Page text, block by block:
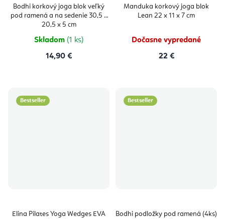
Bodhi korkový joga blok veľký
pod ramená a na sedenie 30,5 x
20,5 x 5 cm
Skladom (1 ks)
14,90 €
Manduka korkový joga blok
Lean 22 x 11 x 7 cm
produktu
je
4,5
Dočasne vypredané
22 €
Bestseller
Elina Pilates Yoga Wedges EVA
Bestseller
Bodhi podložky pod ramená (4ks)